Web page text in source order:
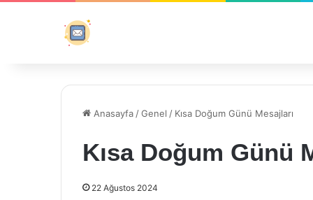
Anasayfa /Genel / Kısa Doğum Günü Mesajları
Kısa Doğum Günü
22 Ağustos 2024